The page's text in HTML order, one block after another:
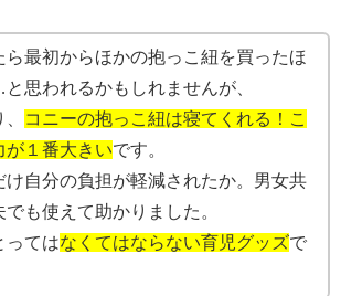
ら最初からほかの抱っこ紐を買ったほ
思われるかもしれませんが、
コニーの抱っこ紐は寝てくれる！こ
が１番大きいです。
け自分の負担が軽減されたか。男女共
でも使えて助かりました。
ってはなくてはならない育児グッズで